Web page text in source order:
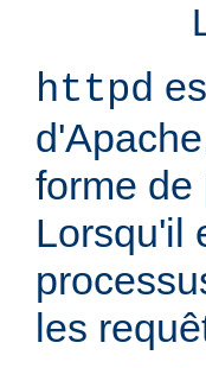
httpd
forme de
Lorsqu'il
les